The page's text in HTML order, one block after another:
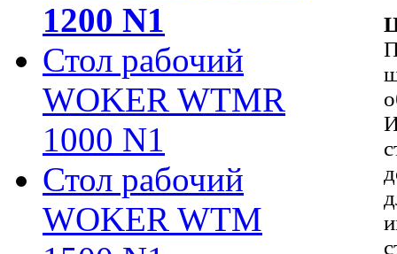
1200 N1
Стол рабочий
WOKER WTMR
1000 N1
Стол рабочий
WOKER WTM